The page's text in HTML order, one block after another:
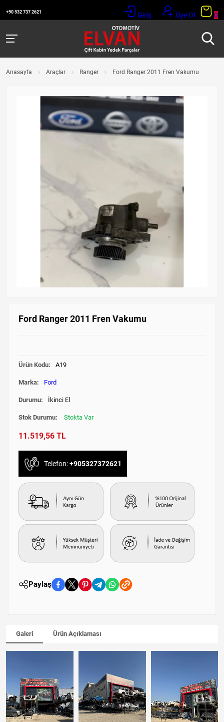
+90 532 737 2621 Giriş Üye Ol 0
Anasayfa Araçlar Ranger Ford Ranger 2011 Fren Vakumu
Ford Ranger 2011 Fren Vakumu
Ürün Kodu: A19
Marka: Ford
Durumu: İkinci El
Stok Durumu: Stokta Var
11.519,56 TL
Telefon:+905327372621
Paylaş
Galeri Ürün Açıklaması